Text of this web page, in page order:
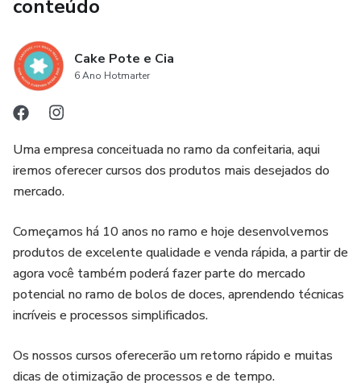
• Abacaxi
• Chandelle com Creme de Leite em Pó
• Romeu e Julieta
• Abacaxi com Coco
Acesso ao PDF de receitas e videoaulas durante 12
meses, após este período não faremos reenvio de
Um produção:
Digital Alfa
www.digitalalfa.com.br
conteúdo
Cake Pote e Cia
6 Ano Hotmarter
Uma empresa conceituada no ramo da confeitaria, aqui
iremos oferecer cursos dos produtos mais desejados do
mercado.
Começamos há 10 anos no ramo e hoje desenvolvemos
produtos de excelente qualidade e venda rápida, a partir de
agora você também poderá fazer parte do mercado
potencial no ramo de bolos de doces, aprendendo técnicas
incríveis e processos simplificados.
Os nossos cursos oferecerão um retorno rápido e muitas
dicas de otimização de processos e de tempo.